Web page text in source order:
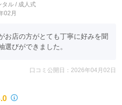
タル / 成人式
02月
お店の方がとても丁寧に好みを聞
選びができました。
口コミ公開日：2026年04月02日